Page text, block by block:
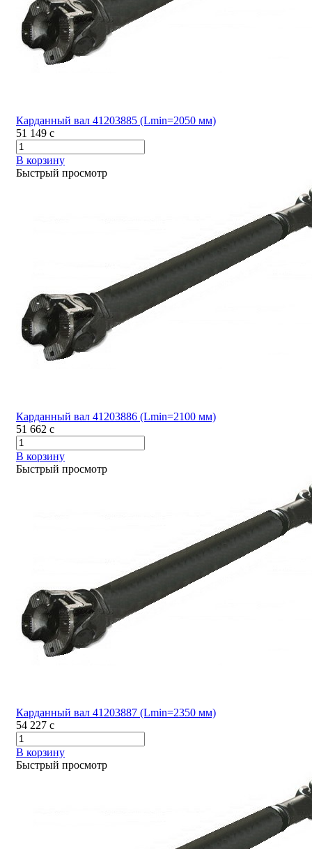
Карданный вал 41203885 (Lmin=2050 мм)
51 149 c
В корзину
Быстрый просмотр
Карданный вал 41203886 (Lmin=2100 мм)
51 662 c
В корзину
Быстрый просмотр
Карданный вал 41203887 (Lmin=2350 мм)
54 227 c
В корзину
Быстрый просмотр